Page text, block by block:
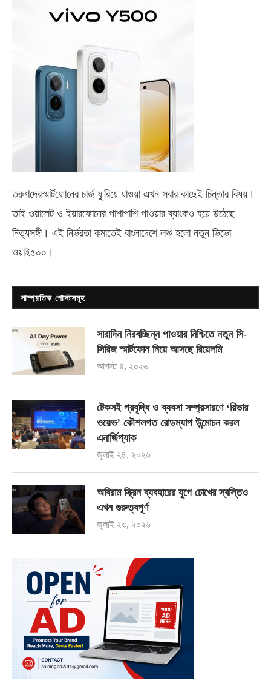
তরুণদেরস্মার্টফোনের চার্জ ফুরিয়ে যাওয়া এখন সবার কাছেই চিন্তার বিষয়।
তাই ওয়ালেট ও ইয়ারফোনের পাশাপাশি পাওয়ার ব্যাংকও হয়ে উঠেছে
নিত্যসঙ্গী। এই নির্ভরতা কমাতেই বাংলাদেশে লঞ্চ হলো নতুন ভিভো
ওয়াই৫০০ ।
সাম্প্রতিক পোস্টসমূহ
সারাদিন নিরবচ্ছিন্ন পাওয়ার নিশ্চিতে নতুন সি-
সিরিজ স্মার্টফোন নিয়ে আসছে রিয়েলমি
আগস্ট ৪, ২০২৬
টেকসই প্রবৃদ্ধি ও ব্যবসা সম্প্রসারণে ‘রিভার
ওয়েভ’ কৌশলগত রোডম্যাপ উন্মোচন করল
এনার্জিপ্যাক
জুলাই ২৪, ২০২৬
অবিরাম স্ক্রিন ব্যবহারের যুগে চোখের স্বস্তিও
এখন গুরুত্বপূর্ণ
জুলাই ২৩, ২০২৬